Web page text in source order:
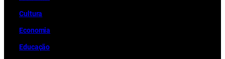
Cultura
Economia
Educação